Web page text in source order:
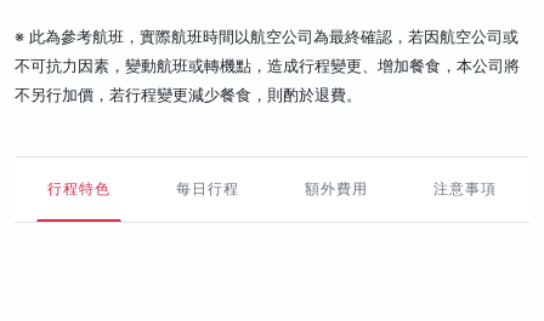
※ 此為參考航班，實際航班時間以航空公司為最終確認，若因航空公司或
不可抗力因素，變動航班或轉機點，造成行程變更、增加餐食，本公司將
不另行加價，若行程變更減少餐食，則酌於退費。
行程特色 每日行程 額外費用 注意事項